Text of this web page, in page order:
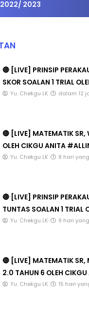
2022/ 2023
🔴 [LIVE] PRINSIP
SKOR SOALAN 1 TRIAL
Yu. Chekgu LK dalam 12
🔴 [LIVE] MATEMATIK SR,
OLEH CIKGU ANITA
Yu. Chekgu LK 8 hari
🔴 [LIVE] PRINSIP
TUNTAS SOALAN 1 TRIAL
Yu. Chekgu LK 9 hari
🔴 [LIVE] MATEMATIK SR,
2.0 TAHUN 6 OLEH
Yu. Chekgu LK 15 hari